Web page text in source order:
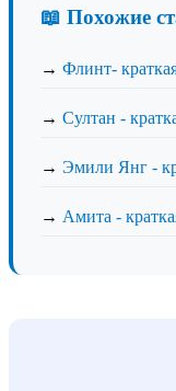
📖 Похожие
→ Флинт-
→ Султан -
→ Эмили Янг -
→ Амита -